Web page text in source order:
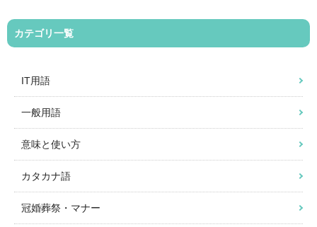
カテゴリ一覧
IT用語
一般用語
意味と使い方
カタカナ語
冠婚葬祭・マナー